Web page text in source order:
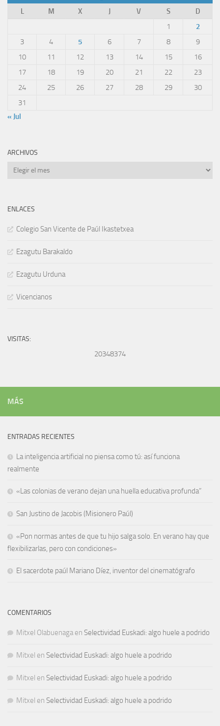
L
M X J V S
D
1
2
3
4 5 6 7 8
9
10
11 12 13 14 15
16
17
18 19 20 21 22
23
24
25 26 27 28 29
30
31
« Jul
ARCHIVOS
Archivos
ENLACES
Colegio San Vicente de Paúl Ikastetxea
Ezagutu Barakaldo
Ezagutu Urduna
Vicencianos
VISITAS:
20348374
MÁS
ENTRADAS RECIENTES
La inteligencia artificial no piensa como tú: así funciona
realmente
«Las colonias de verano dejan una huella educativa profunda”
San Justino de Jacobis (Misionero Paúl)
«Pon normas antes de que tu hijo salga solo. En verano hay que
flexibilizarlas, pero con condiciones»
El sacerdote paúl Mariano Díez, inventor del cinematógrafo
COMENTARIOS
Mitxel Olabuenaga en Selectividad Euskadi: algo huele a podrido
Mitxel en Selectividad Euskadi: algo huele a podrido
Mitxel en Selectividad Euskadi: algo huele a podrido
Mitxel en Selectividad Euskadi: algo huele a podrido